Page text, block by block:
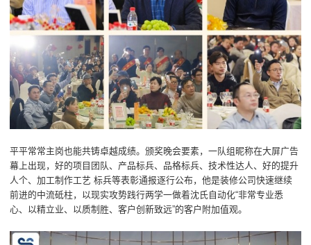
平平常常主岗也能共铸卓越成绩。颁奖晚会要素，一队组昵称在大屏广告
幕上出现，好的项目团队、产品标兵、品格标兵、技术性达人、好的提升
人个、加工制作工艺 标兵等表彰通报逐行公布，他是装修公司快速继续
前进的中流砥柱，以现实攻势践行两学一做着沈氏自动化“非常专业悉
心、以精立业、以质制胜、客户创新致远”的客户附加值观。